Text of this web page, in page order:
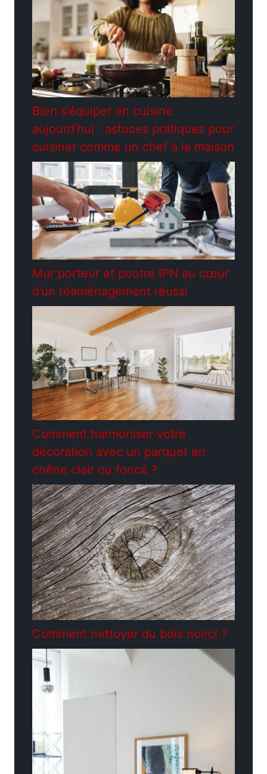
Bien s’équiper en cuisine
aujourd’hui : astuces pratiques pour
cuisiner comme un chef à la maison
Mur porteur et poutre IPN au cœur
d’un réaménagement réussi
Comment harmoniser votre
décoration avec un parquet en
chêne clair ou foncé ?
Comment nettoyer du bois noirci ?